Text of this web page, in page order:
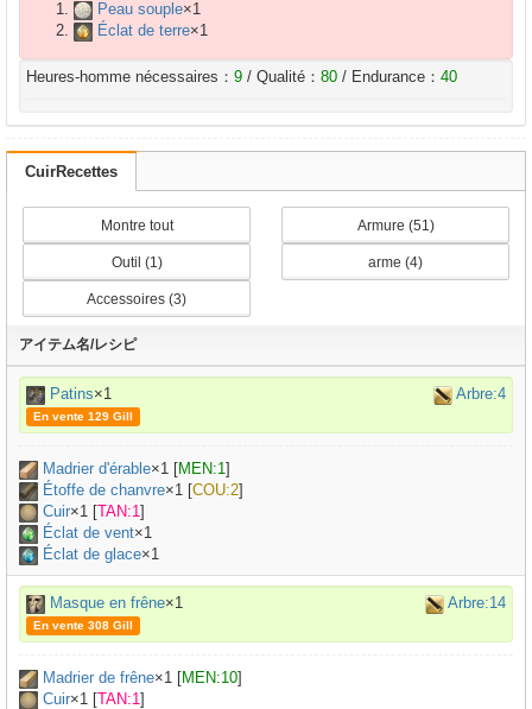
Peau souple×1
Éclat de terre×1
Heures-homme nécessaires： 9 / Qualité： 80 / Endurance： 40
CuirRecettes
Montre tout Armure (51)
Outil (1) arme (4)
Accessoires (3)
アイテム名/レシピ
Patins×1 Arbre:4
En vente 129 Gill
Madrier d'érable×1 [MEN:1]
Étoffe de chanvre×1 [COU:2]
Cuir×1 [TAN:1]
Éclat de vent×1
Éclat de glace×1
Masque en frêne×1 Arbre:14
En vente 308 Gill
Madrier de frêne×1 [MEN:10]
Cuir×1 [TAN:1]